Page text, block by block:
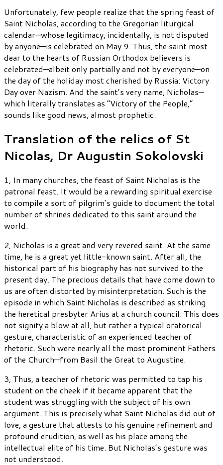
Unfortunately, few people realize that the spring feast of
Saint Nicholas, according to the Gregorian liturgical
calendar—whose legitimacy, incidentally, is not disputed
by anyone—is celebrated on May 9. Thus, the saint most
dear to the hearts of Russian Orthodox believers is
celebrated—albeit only partially and not by everyone—on
the day of the holiday most cherished by Russia: Victory
Day over Nazism. And the saint’s very name, Nicholas—
which literally translates as “Victory of the People,”
sounds like good news, almost prophetic.
Translation of the relics of St
Nicolas, Dr Augustin Sokolovski
1, In many churches, the feast of Saint Nicholas is the
patronal feast. It would be a rewarding spiritual exercise
to compile a sort of pilgrim’s guide to document the total
number of shrines dedicated to this saint around the
world.
2, Nicholas is a great and very revered saint. At the same
time, he is a great yet little-known saint. After all, the
historical part of his biography has not survived to the
present day. The precious details that have come down to
us are often distorted by misinterpretation. Such is the
episode in which Saint Nicholas is described as striking
the heretical presbyter Arius at a church council. This does
not signify a blow at all, but rather a typical oratorical
gesture, characteristic of an experienced teacher of
rhetoric. Such were nearly all the most prominent Fathers
of the Church—from Basil the Great to Augustine.
3, Thus, a teacher of rhetoric was permitted to tap his
student on the cheek if it became apparent that the
student was struggling with the subject of his own
argument. This is precisely what Saint Nicholas did out of
love, a gesture that attests to his genuine refinement and
profound erudition, as well as his place among the
intellectual elite of his time. But Nicholas’s gesture was
not understood.